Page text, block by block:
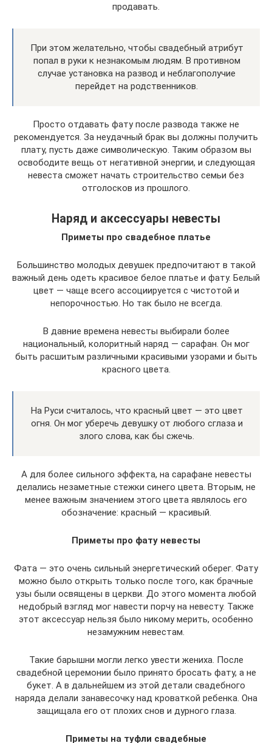
продавать.
При этом желательно, чтобы свадебный атрибут
попал в руки к незнакомым людям. В противном
случае установка на развод и неблагополучие
перейдет на родственников.
Просто отдавать фату после развода также не
рекомендуется. За неудачный брак вы должны получить
плату, пусть даже символическую. Таким образом вы
освободите вещь от негативной энергии, и следующая
невеста сможет начать строительство семьи без
отголосков из прошлого.
Наряд и аксессуары невесты
Приметы про свадебное платье
Большинство молодых девушек предпочитают в такой
важный день одеть красивое белое платье и фату. Белый
цвет — чаще всего ассоциируется с чистотой и
непорочностью. Но так было не всегда.
В давние времена невесты выбирали более
национальный, колоритный наряд — сарафан. Он мог
быть расшитым различными красивыми узорами и быть
красного цвета.
На Руси считалось, что красный цвет — это цвет
огня. Он мог уберечь девушку от любого сглаза и
злого слова, как бы сжечь.
А для более сильного эффекта, на сарафане невесты
делались незаметные стежки синего цвета. Вторым, не
менее важным значением этого цвета являлось его
обозначение: красный — красивый.
Приметы про фату невесты
Фата — это очень сильный энергетический оберег. Фату
можно было открыть только после того, как брачные
узы были освящены в церкви. До этого момента любой
недобрый взгляд мог навести порчу на невесту. Также
этот аксессуар нельзя было никому мерить, особенно
незамужним невестам.
Такие барышни могли легко увести жениха. После
свадебной церемонии было принято бросать фату, а не
букет. А в дальнейшем из этой детали свадебного
наряда делали занавесочку над кроваткой ребенка. Она
защищала его от плохих снов и дурного глаза.
Приметы на туфли свадебные